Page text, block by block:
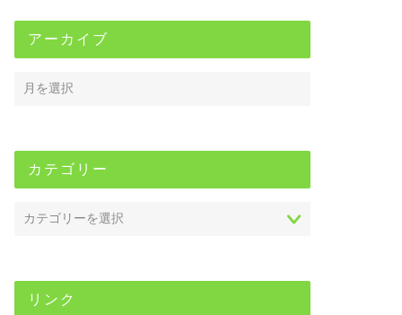
アーカイブ
カテゴリー
リンク